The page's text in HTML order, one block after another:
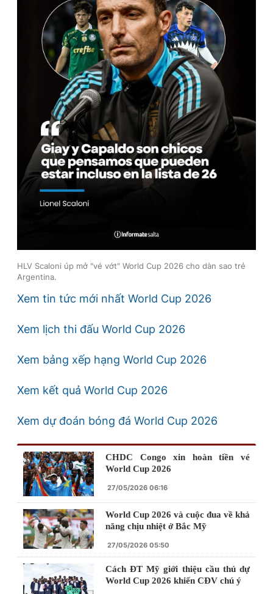
HLV Scaloni úp mở "vé vớt" World Cup 2026 cho dàn sao trẻ
Argentina.
Xem tin tức mới nhất World Cup 2026
Xem lịch thi đấu World Cup 2026
Xem bảng xếp hạng World Cup 2026
Xem kết quả World Cup 2026
Xem dự đoán bóng đá World Cup 2026
CHDC Congo xin hoàn tiền vé
World Cup 2026
27/05/2026 06:16
World Cup 2026 và cuộc đua về khả
năng chịu nhiệt ở Bắc Mỹ
27/05/2026 05:50
Cách ĐT Mỹ giới thiệu cầu thủ dự
World Cup 2026 khiến CĐV chú ý